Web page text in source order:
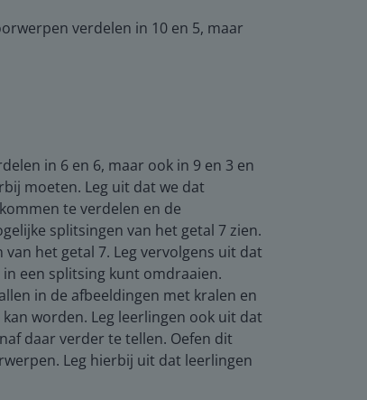
verdelen in 10 en 5, maar
in 6 en 6, maar ook in 9 en 3 en
moeten. Leg uit dat we dat
te verdelen en de
splitsingen van het getal 7 zien.
het getal 7. Leg vervolgens uit dat
een splitsing kunt omdraaien.
in de afbeeldingen met kralen en
worden. Leg leerlingen ook uit dat
daar verder te tellen. Oefen dit
Leg hierbij uit dat leerlingen